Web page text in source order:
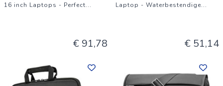
16 inch Laptops - Perfect...
€ 91,78
Laptop - Waterbestendige...
€ 51,14